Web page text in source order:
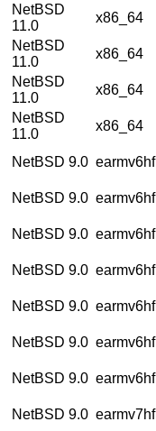
NetBSD
11.0
x86_64
NetBSD
11.0
x86_64
NetBSD
11.0
x86_64
NetBSD
11.0
x86_64
NetBSD 9.0 earmv6hf
NetBSD 9.0 earmv6hf
NetBSD 9.0 earmv6hf
NetBSD 9.0 earmv6hf
NetBSD 9.0 earmv6hf
NetBSD 9.0 earmv6hf
NetBSD 9.0 earmv6hf
NetBSD 9.0 earmv7hf